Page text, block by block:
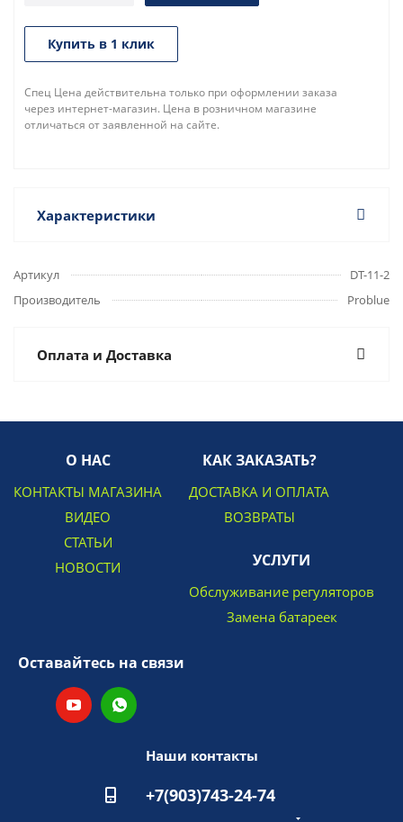
Купить в 1 клик
Спец Цена действительна только при оформлении заказа
через интернет-магазин. Цена в розничном магазине
отличаться от заявленной на сайте.
Характеристики
Артикул
DT-11-2
Производитель
Problue
Оплата и Доставка
О НАС
КОНТАКТЫ МАГАЗИНА
ВИДЕО
СТАТЬИ
НОВОСТИ
КАК ЗАКАЗАТЬ?
ДОСТАВКА И ОПЛАТА
ВОЗВРАТЫ
УСЛУГИ
Обслуживание регуляторов
Замена батареек
Оставайтесь на связи
Наши контакты
+7(903)743-24-74